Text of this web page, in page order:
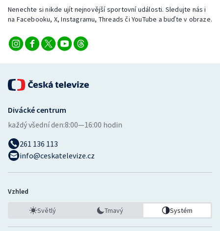
Nenechte si nikde ujít nejnovější sportovní události. Sledujte nás i
na Facebooku, X, Instagramu, Threads či YouTube a buďte v obraze.
Divácké centrum
každý všední den:8:00—16:00 hodin
261 136 113
info@ceskatelevize.cz
Vzhled
Světlý Tmavý Systém